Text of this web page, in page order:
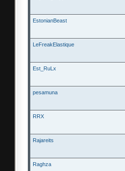
EstonianBeast
LeFreakElastique
Est_RuLx
pesamuna
RRX
Rajareits
Raghza